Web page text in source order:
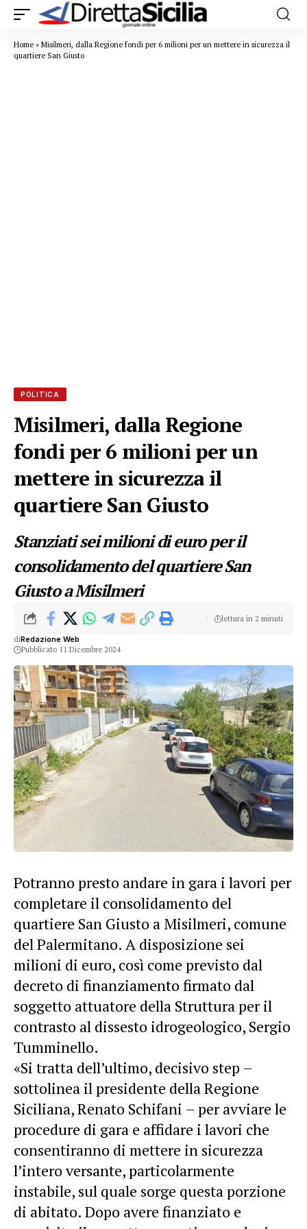
Home » Misilmeri, dalla Regione fondi per 6 milioni per un mettere in sicurezza il
quartiere San Giusto
POLITICA
Misilmeri, dalla Regione
fondi per 6 milioni per un
mettere in sicurezza il
quartiere San Giusto
Stanziati sei milioni di euro per il
consolidamento del quartiere San
Giusto a Misilmeri
diRedazione Web
Pubblicato 11 Dicembre 2024
lettura in 2 minuti
Potranno presto andare in gara i lavori per
completare il consolidamento del
quartiere San Giusto a Misilmeri, comune
del Palermitano. A disposizione sei
milioni di euro, così come previsto dal
decreto di finanziamento firmato dal
soggetto attuatore della Struttura per il
contrasto al dissesto idrogeologico, Sergio
Tumminello.
«Si tratta dell’ultimo, decisivo step –
sottolinea il presidente della Regione
Siciliana, Renato Schifani – per avviare le
procedure di gara e affidare i lavori che
consentiranno di mettere in sicurezza
l’intero versante, particolarmente
instabile, sul quale sorge questa porzione
di abitato. Dopo avere finanziato e